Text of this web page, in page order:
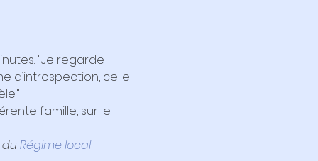
"Je regarde
d’introspection, celle
famille, sur le
Régime local